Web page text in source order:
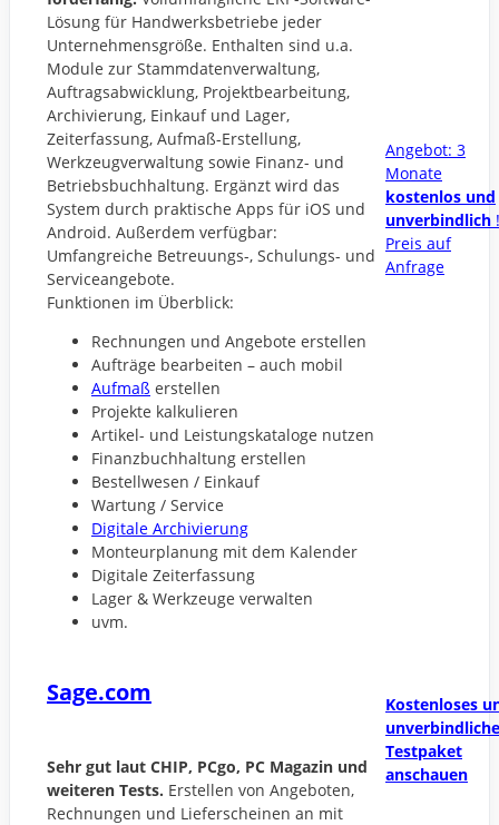
Lösung für Handwerksbetriebe jeder
Unternehmensgröße. Enthalten sind u.a.
Module zur Stammdatenverwaltung,
Auftragsabwicklung, Projektbearbeitung,
Archivierung, Einkauf und Lager,
Zeiterfassung, Aufmaß-Erstellung,
Werkzeugverwaltung sowie Finanz- und
Betriebsbuchhaltung. Ergänzt wird das
System durch praktische Apps für iOS und
Android. Außerdem verfügbar:
Umfangreiche Betreuungs-, Schulungs- und
Serviceangebote.
Funktionen im Überblick:
Rechnungen und Angebote erstellen
Aufträge bearbeiten – auch mobil
Aufmaß erstellen
Projekte kalkulieren
Artikel- und Leistungskataloge nutzen
Finanzbuchhaltung erstellen
Bestellwesen / Einkauf
Wartung / Service
Digitale Archivierung
Monteurplanung mit dem Kalender
Digitale Zeiterfassung
Lager & Werkzeuge verwalten
uvm.
Angebot: 3
Monate
kostenlos und
unverbindlich !
Preis auf
Anfrage
Sage.com
Sehr gut laut CHIP, PCgo, PC Magazin und
weiteren Tests. Erstellen von Angeboten,
Rechnungen und Lieferscheinen an mit
Kostenloses
Testpaket
anschauen